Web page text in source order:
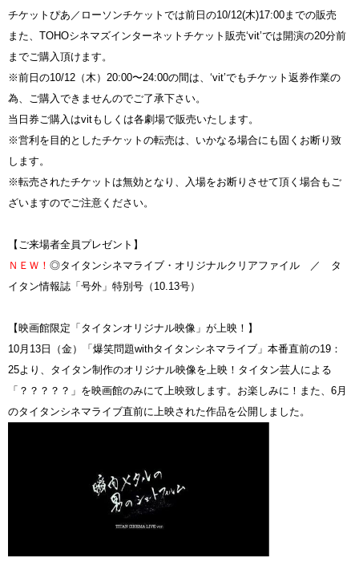
チケットぴあ／ローソンチケットでは前日の10/12(木)17:00までの販売
また、TOHOシネマズインターネットチケット販売‘vit’では開演の20分前
までご購入頂けます。
※前日の10/12（木）20:00〜24:00の間は、‘vit’でもチケット返券作業の
為、ご購入できませんのでご了承下さい。
当日券ご購入はvitもしくは各劇場で販売いたします。
※営利を目的としたチケットの転売は、いかなる場合にも固くお断り致
します。
※転売されたチケットは無効となり、入場をお断りさせて頂く場合もご
ざいますのでご注意ください。
【ご来場者全員プレゼント】
ＮＥＷ！ ◎タイタンシネマライブ・オリジナルクリアファイル ／ タ
イタン情報誌「号外」特別号（10.13号）
【映画館限定「タイタンオリジナル映像」が上映！】
10月13日（金）「爆笑問題withタイタンシネマライブ」本番直前の19：
25より、タイタン制作のオリジナル映像を上映！タイタン芸人による
「？？？？？」を映画館のみにて上映致します。お楽しみに！また、6月
のタイタンシネマライブ直前に上映された作品を公開しました。